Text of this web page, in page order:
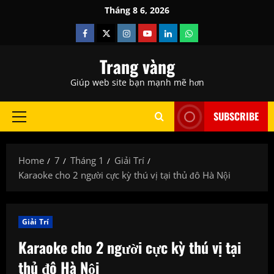
Tháng 8 6, 2026
Facebook
TwitterInstagram
YoutubeLinkedinWhatsapp
Trang vàng
Giúp web site bạn mạnh mẽ hơn
Primary
SUBSCRIBE
Home 7 Tháng 1
Giải Trí
Karaoke cho 2 người cực kỳ thú vị tại thủ đô Hà Nội
Giải Trí
Karaoke cho 2 người cực kỳ thú vị tại
thủ đô Hà Nội